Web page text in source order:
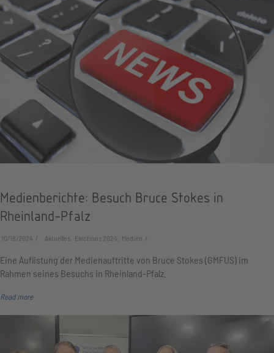
Medienberichte: Besuch Bruce Stokes in
Rheinland-Pfalz
10/18/2024 Aktuelles, Elections 2024, Medien
Eine Auflistung der Medienauftritte von Bruce Stokes (GMFUS) im
Rahmen seines Besuchs in Rheinland-Pfalz.
Read more